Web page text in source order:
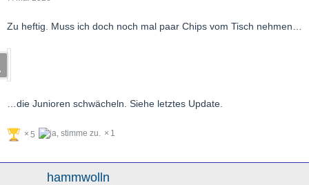
Zu heftig. Muss ich doch noch mal paar Chips vom Tisch nehmen…
…die Junioren schwächeln. Siehe letztes Update.
5 1
hammwolln